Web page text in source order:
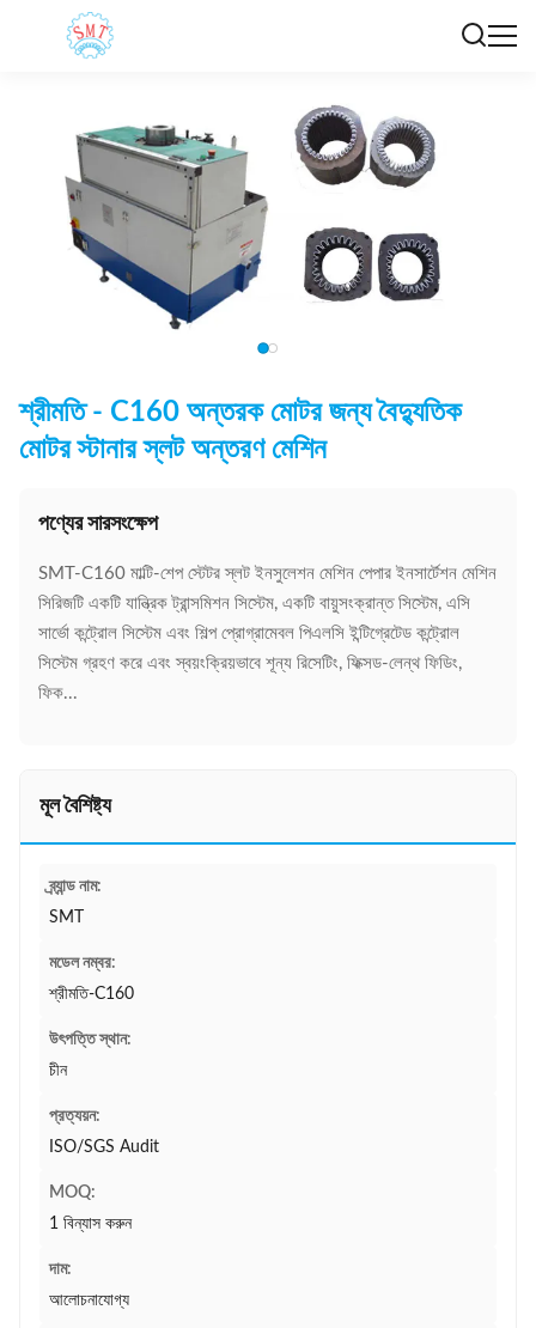
শ্রীমতি - C160 অন্তরক মোটর জন্য বৈদ্যুতিক
মোটর স্টানার স্লট অন্তরণ মেশিন
পণ্যের সারসংক্ষেপ
SMT-C160 মাল্টি-শেপ স্টেটর স্লট ইনসুলেশন মেশিন পেপার ইনসার্টেশন মেশিন
সিরিজটি একটি যান্ত্রিক ট্রান্সমিশন সিস্টেম, একটি বায়ুসংক্রান্ত সিস্টেম, এসি
সার্ভো কন্ট্রোল সিস্টেম এবং শিল্প প্রোগ্রামেবল পিএলসি ইন্টিগ্রেটেড কন্ট্রোল
সিস্টেম গ্রহণ করে এবং স্বয়ংক্রিয়ভাবে শূন্য রিসেটিং, ফিক্সড-লেন্থ ফিডিং,
ফিক...
মূল বৈশিষ্ট্য
ব্র্যান্ড নাম:
SMT
মডেল নম্বর:
শ্রীমতি-C160
উৎপত্তি স্থান:
চীন
প্রত্যয়ন:
ISO/SGS Audit
MOQ:
1 বিন্যাস করুন
দাম:
আলোচনাযোগ্য